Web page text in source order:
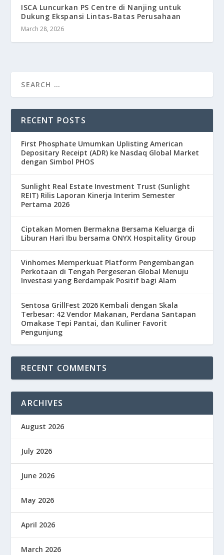
ISCA Luncurkan PS Centre di Nanjing untuk
Dukung Ekspansi Lintas-Batas Perusahaan
March 28, 2026
RECENT POSTS
First Phosphate Umumkan Uplisting American
Depositary Receipt (ADR) ke Nasdaq Global Market
dengan Simbol PHOS
Sunlight Real Estate Investment Trust (Sunlight
REIT) Rilis Laporan Kinerja Interim Semester
Pertama 2026
Ciptakan Momen Bermakna Bersama Keluarga di
Liburan Hari Ibu bersama ONYX Hospitality Group
Vinhomes Memperkuat Platform Pengembangan
Perkotaan di Tengah Pergeseran Global Menuju
Investasi yang Berdampak Positif bagi Alam
Sentosa GrillFest 2026 Kembali dengan Skala
Terbesar: 42 Vendor Makanan, Perdana Santapan
Omakase Tepi Pantai, dan Kuliner Favorit
Pengunjung
RECENT COMMENTS
ARCHIVES
August 2026
July 2026
June 2026
May 2026
April 2026
March 2026